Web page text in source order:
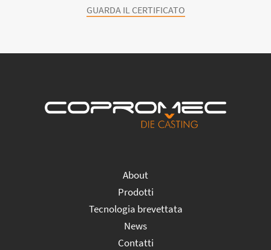
GUARDA IL CERTIFICATO
About
Prodotti
Tecnologia brevettata
News
Contatti